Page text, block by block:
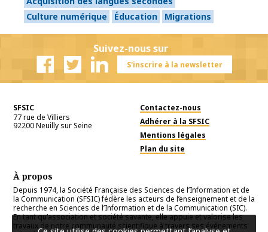
Culture numérique
Éducation Migrations
Suivez-nous sur
S'inscrire à la newsletter
SFSIC
77 rue de Villiers
92200Neuilly sur Seine
Contactez-nous
Adhérer à la SFSIC
Mentions légales
Plan du site
À propos
Depuis 1974, la Société Française des Sciences de l’Information et de
la Communication (SFSIC) fédère les acteurs de l’enseignement et de la
recherche en Sciences de l’Information et de la Communication (SIC).
En tant qu’association et société savante, elle appuie et valorise les
travaux de notre communauté scientifique à travers ses événements